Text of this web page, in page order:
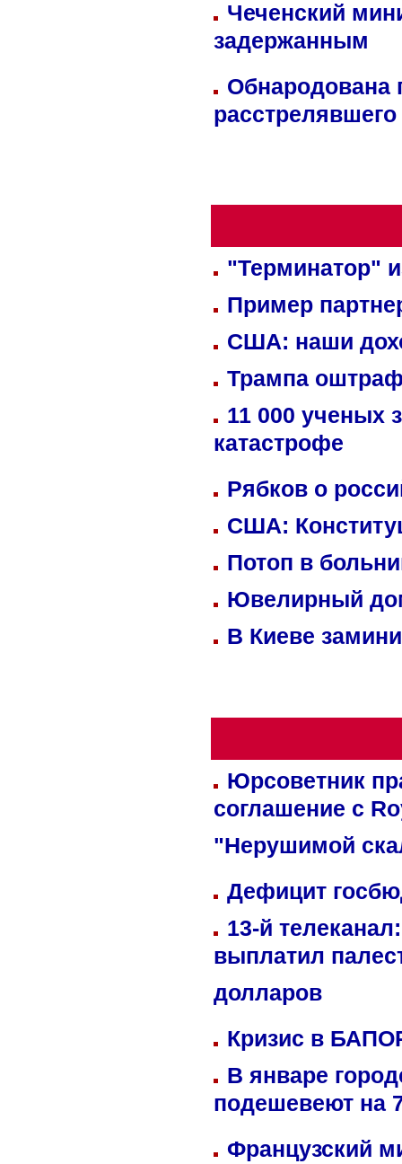
Чеченский
задержанным
Обнародована
"Терминатор"
Пример
США: наши
Трампа
11 000 ученых
катастрофе
Рябков о
США:
Потоп в
Ювелирный
В Киеве
Юрсоветник
соглашение с
"Нерушимой
Дефицит
13-й
выплатил
долларов
Кризис в
В январе
подешевеют на
Французский